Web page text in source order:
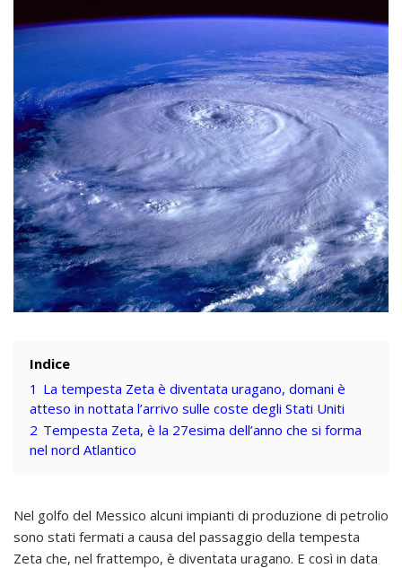
Indice
1 La tempesta Zeta è diventata uragano, domani è
atteso in nottata l’arrivo sulle coste degli Stati Uniti
2 Tempesta Zeta, è la 27esima dell’anno che si forma
nel nord Atlantico
Nel golfo del Messico alcuni impianti di produzione di petrolio
sono stati fermati a causa del passaggio della tempesta
Zeta che, nel frattempo, è diventata uragano. E così in data